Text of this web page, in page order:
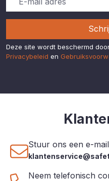
Deze site wordt beschermd
Privacybeleid en
Stuur ons een e-mail
Neem telefonisch